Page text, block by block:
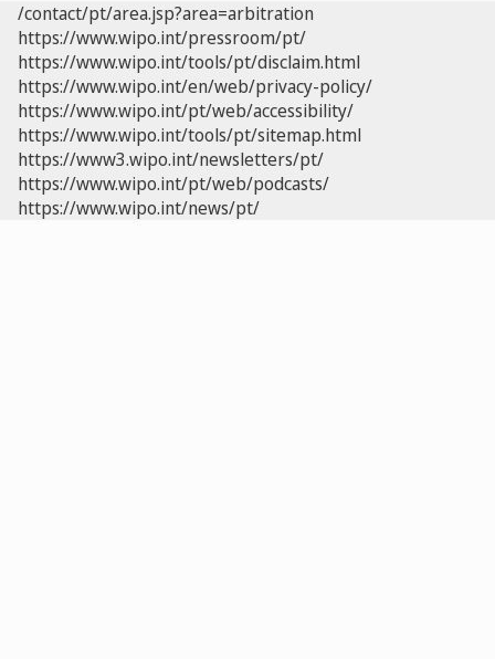
/contact/pt/area.jsp?area=arbitration
https://www.wipo.int/pressroom/pt/
https://www.wipo.int/tools/pt/disclaim.html
https://www.wipo.int/en/web/privacy-policy/
https://www.wipo.int/pt/web/accessibility/
https://www.wipo.int/tools/pt/sitemap.html
https://www3.wipo.int/newsletters/pt/
https://www.wipo.int/pt/web/podcasts/
https://www.wipo.int/news/pt/